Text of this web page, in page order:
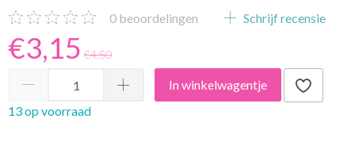
0 beoordelingen Schrijf recensie
€3,15 €4,50
In winkelwagentje
13 op voorraad